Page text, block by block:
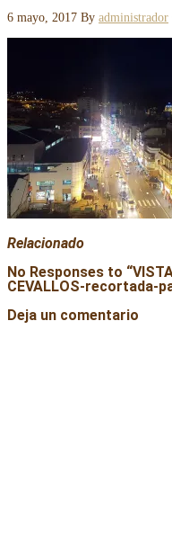
6 mayo, 2017 By administrador
Relacionado
No Responses to “
CEVALLOS-recortada-
Deja un comentario